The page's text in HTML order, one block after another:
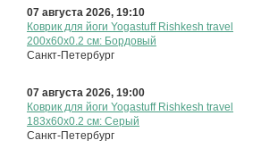
07 августа 2026, 19:10
Коврик для йоги Yogastuff Rishkesh travel
200х60x0.2 см: Бордовый
Санкт-Петербург
07 августа 2026, 19:00
Коврик для йоги Yogastuff Rishkesh travel
183х60x0.2 см: Серый
Санкт-Петербург